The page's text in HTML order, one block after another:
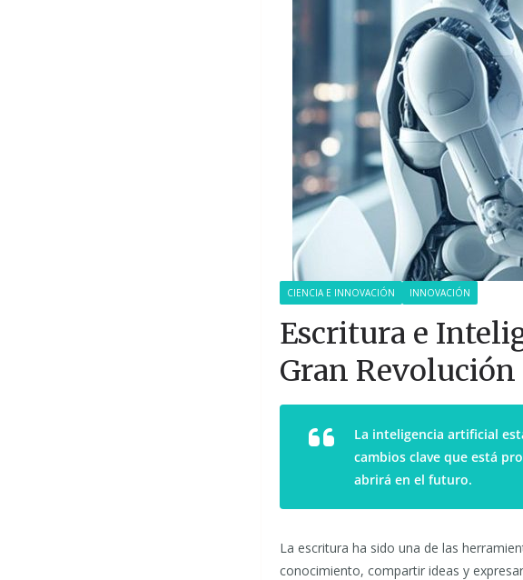
CIENCIA E INNOVACIÓN INNOVACIÓN
Escritura e
Gran Revolución
La inteligencia artificial
cambios clave que está
abrirá en el futuro.
La escritura ha sido una de las
conocimiento, compartir ideas y